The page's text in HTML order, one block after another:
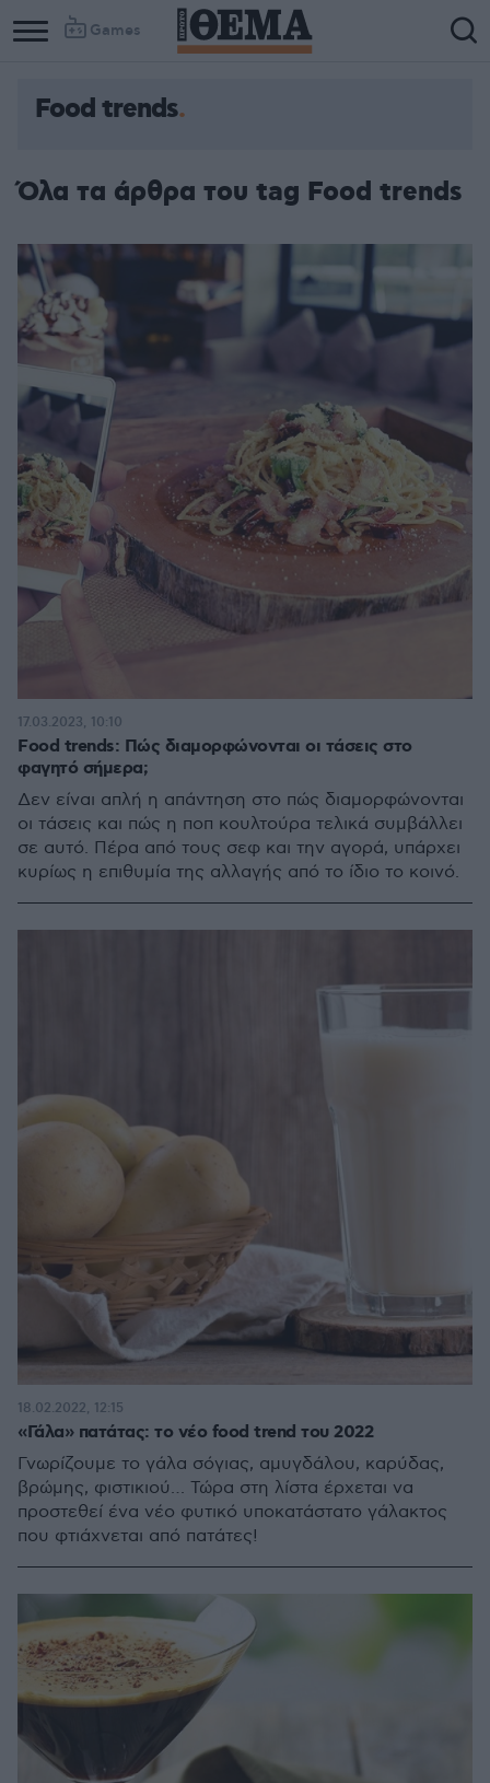
Games
Food trends
Όλα τα άρθρα του tag Food trends
Food trends: Πώς διαμορφώνονται οι τάσεις στο
φαγητό σήμερα;
Δεν είναι απλή η απάντηση στο πώς διαμορφώνονται
οι τάσεις και πώς η ποπ κουλτούρα τελικά συμβάλλει
σε αυτό. Πέρα από τους σεφ και την αγορά, υπάρχει
κυρίως η επιθυμία της αλλαγής από το ίδιο το κοινό.
17.03.2023, 10:10
«Γάλα» πατάτας: το νέο food trend του 2022
Γνωρίζουμε το γάλα σόγιας, αμυγδάλου, καρύδας,
βρώμης, φιστικιού… Τώρα στη λίστα έρχεται να
προστεθεί ένα νέο φυτικό υποκατάστατο γάλακτος
που φτιάχνεται από πατάτες!
18.02.2022, 12:15